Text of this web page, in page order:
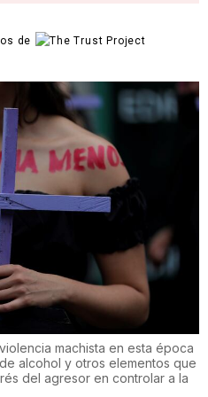
de
machista en esta época
alcohol y otros elementos que
del agresor en controlar a la